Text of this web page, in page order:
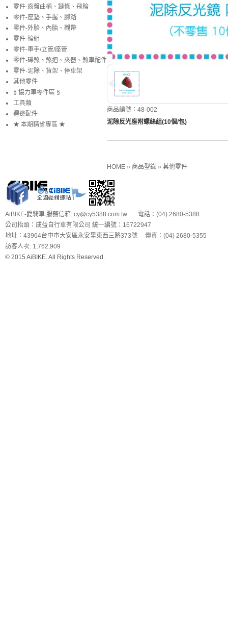
商品編號：48-002
泥除反光座附螺絲組(10個/包)
HOME » 商品型錄 » 其他零件
零件-齒盤曲柄、鏈條、飛輪
零件-座墊、手握、腳踏
零件-外胎、內胎、襯帶
零件-輪組
零件-車手/立管/座管
零件-碟煞、煞把、夾器、煞車配件
零件-泥除、貨架、停車架
其他零件
§ 協力車零件區 §
工具類
週邊配件
★ 本期精省專區 ★
AiBIKE-愛騎車 服務信箱: cy@cy5388.com.tw 電話：(04) 2680-5388
公司抬頭：成益自行車有限公司 統一編號：16722947
地址：43964台中市大安區永安里東西三路373號 傳真：(04) 2680-5355
訪客人次: 1,762,909
© 2015 AiBIKE. All Rights Reserved.